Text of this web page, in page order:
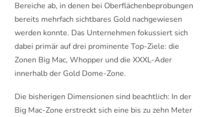
Bereiche ab, in denen bei Oberflächenbeprobungen
bereits mehrfach sichtbares Gold nachgewiesen
werden konnte. Das Unternehmen fokussiert sich
dabei primär auf drei prominente Top-Ziele: die
Zonen Big Mac, Whopper und die XXXL-Ader
innerhalb der Gold Dome-Zone.
Die bisherigen Dimensionen sind beachtlich: In der
Big Mac-Zone erstreckt sich eine bis zu zehn Meter